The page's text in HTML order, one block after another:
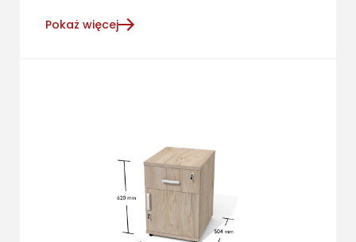
Pokaż więcej